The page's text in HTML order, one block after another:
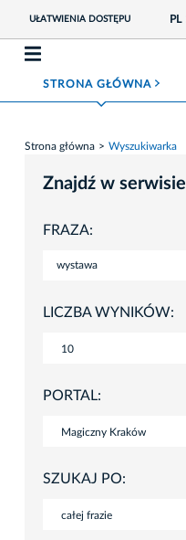
UŁATWIENIA DOSTĘPU PL
STRONA GŁÓWNA ROZWIŃ MENU
Strona główna Wyszukiwarka
Znajdź w serwisie
FRAZA:
LICZBA WYNIKÓW:
PORTAL:
SZUKAJ PO: